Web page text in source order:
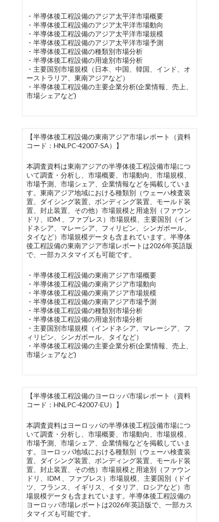
・半導体後工程設備のアジア太平洋市場概要
・半導体後工程設備のアジア太平洋市場動向
・半導体後工程設備のアジア太平洋市場規模
・半導体後工程設備のアジア太平洋市場予測
・半導体後工程設備の種類別市場分析
・半導体後工程設備の用途別市場分析
・主要国別市場規模（日本、中国、韓国、インド、オ
ーストラリア、東南アジアなど）
・半導体後工程設備の主要企業分析(企業情報、売上、
市場シェアなど)
【半導体後工程設備の東南アジア市場レポート（資料
コード：HNLPC-42007-SA）】
本調査資料は東南アジアの半導体後工程設備市場につ
いて調査・分析し、市場概要、市場動向、市場規模、
市場予測、市場シェア、企業情報などを掲載していま
す。東南アジア地域における種類別（ウェーハ検査装
置、ダイシング装置、ボンディング装置、モールド装
置、封止装置、その他）市場規模と用途別（ファウン
ドリ、IDM 、ファブレス）市場規模、主要国別（イン
ドネシア、マレーシア、フィリピン、シンガポール、
タイなど）市場規模データも含まれています。半導体
後工程設備の東南アジア市場レポートは2026年英語版
で、一部カスタマイズも可能です。
・半導体後工程設備の東南アジア市場概要
・半導体後工程設備の東南アジア市場動向
・半導体後工程設備の東南アジア市場規模
・半導体後工程設備の東南アジア市場予測
・半導体後工程設備の種類別市場分析
・半導体後工程設備の用途別市場分析
・主要国別市場規模（インドネシア、マレーシア、フ
ィリピン、シンガポール、タイなど）
・半導体後工程設備の主要企業分析(企業情報、売上、
市場シェアなど)
【半導体後工程設備のヨーロッパ市場レポート（資料
コード：HNLPC-42007-EU）】
本調査資料はヨーロッパの半導体後工程設備市場につ
いて調査・分析し、市場概要、市場動向、市場規模、
市場予測、市場シェア、企業情報などを掲載していま
す。ヨーロッパ地域における種類別（ウェーハ検査装
置、ダイシング装置、ボンディング装置、モールド装
置、封止装置、その他）市場規模と用途別（ファウン
ドリ、IDM 、ファブレス）市場規模、主要国別（ドイ
ツ、フランス、イギリス、イタリア、ロシアなど）市
場規模データも含まれています。半導体後工程設備の
ヨーロッパ市場レポートは2026年英語版で、一部カス
タマイズも可能です。